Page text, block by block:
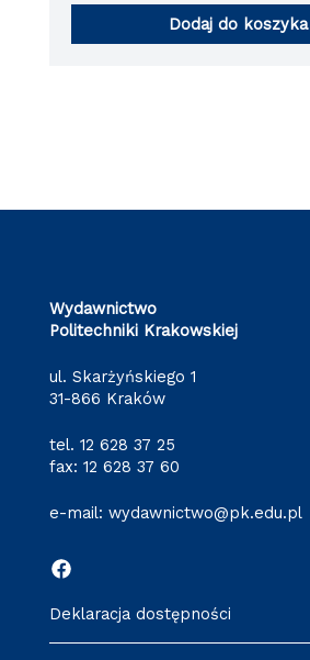
Dodaj do koszyka
Wydawnictwo
Politechniki Krakowskiej
ul. Skarżyńskiego 1
31-866 Kraków
tel. 12 628 37 25
fax: 12 628 37 60
e-mail: wydawnictwo@pk.edu.pl
Deklaracja dostępności